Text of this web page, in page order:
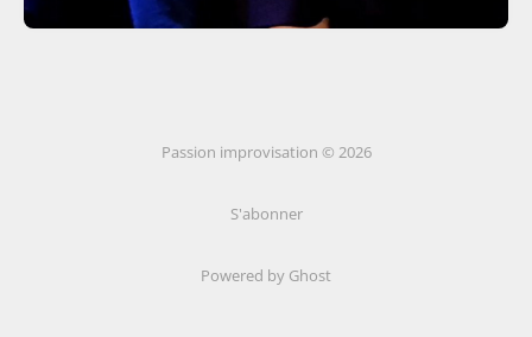
Passion improvisation © 2026
S'abonner
Powered by Ghost